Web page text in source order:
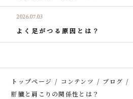
2026.07.03
よく足がつる原因とは？
トップページ コンテンツ
ブログ
肝臓と肩こりの関係性とは？